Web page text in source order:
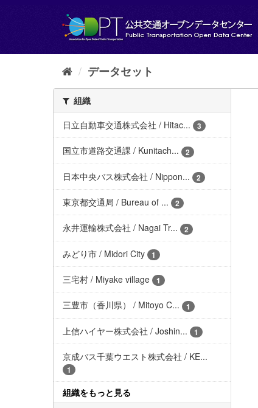
し
データセット
組織
日立自動車交通株式会社 / Hitac...
3
国立市道路交通課 / Kunitach... 2
日本中央バス株式会社 / Nippon... 2
東京都交通局 / Bureau of ... 2
永井運輸株式会社 / Nagai Tr... 2
みどり市 / Midori City 1
三宅村 / Miyake village 1
三豊市（香川県） / Mitoyo C... 1
上信ハイヤー株式会社 / Joshin... 1
京成バス千葉ウエスト株式会社 / KE...
1
組織をもっと見る